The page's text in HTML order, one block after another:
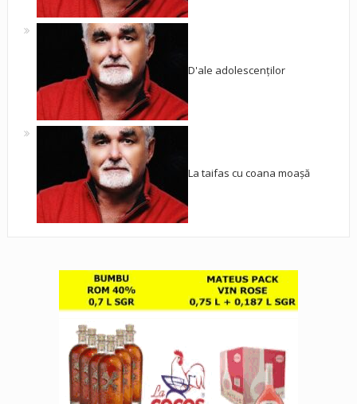
D'ale adolescenților
La taifas cu coana moașă